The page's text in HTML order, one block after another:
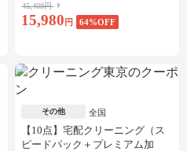
45,408円
15,980 円 64%OFF
その他 全国
【10点】宅配クリーニング（ス
ピードパック＋プレミアム加